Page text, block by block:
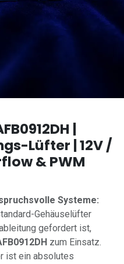
|
Lüfter | 12V /
& PWM
Systeme:
Gehäuselüfter
gefordert ist,
zum Einsatz.
ist ein absolutes